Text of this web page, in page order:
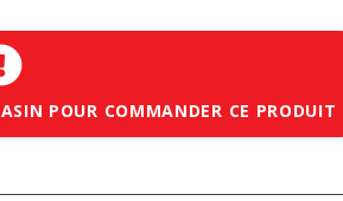
POUR COMMANDER CE PRODUIT